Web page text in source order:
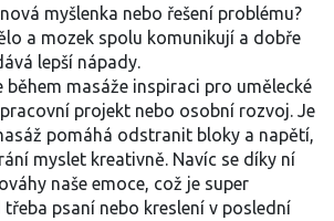
myšlenka nebo řešení problému?
a mozek spolu komunikují a dobře
lepší nápady.
během masáže inspiraci pro umělecké
projekt nebo osobní rozvoj. Je
pomáhá odstranit bloky a napětí,
myslet kreativně. Navíc se díky ní
naše emoce, což je super
třeba psaní nebo kreslení v poslední